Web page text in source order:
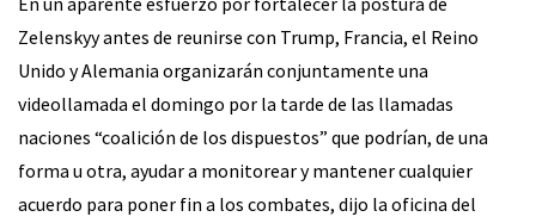
Zelenskyy antes de reunirse con Trump, Francia, el Reino
Unido y Alemania organizarán conjuntamente una
videollamada el domingo por la tarde de las llamadas
naciones “coalición de los dispuestos” que podrían, de una
forma u otra, ayudar a monitorear y mantener cualquier
acuerdo para poner fin a los combates, dijo la oficina del